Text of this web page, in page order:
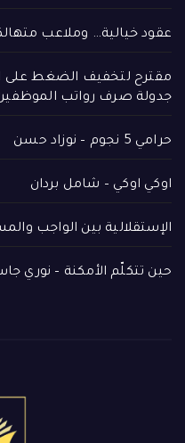
عقود خيالية… وملاعب
مقترح لتخفيف الضغط على
جدولة صرف رواتب
حرامي 5 نجوم – نوزاد حسن
اوكي اوكي – شامل بردان
الإستقلالية بين الواجب
حين تتكلّم الأمكنة – نوري